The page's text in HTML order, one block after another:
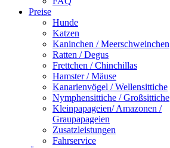
Preise
Hunde
Katzen
Kaninchen / Meerschweinchen
Ratten / Degus
Frettchen / Chinchillas
Hamster / Mäuse
Kanarienvögel / Wellensittiche
Nymphensittiche / Großsittiche
Kleinpapageien/ Amazonen /
Graupapageien
Zusatzleistungen
Fahrservice